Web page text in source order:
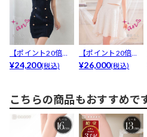
【ポイント20倍】
[an]ダブルボタン...
¥24,200(税込)
【ポイント20倍】
[an]チュールリボ...
¥26,000(税込)
こちらの商品もおすすめで